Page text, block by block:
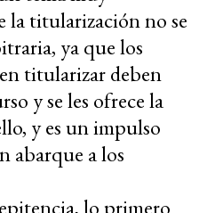
la titularización no se
ya que los
titularizar deben
y se les ofrece la
y es un impulso
abarque a los
lo primero